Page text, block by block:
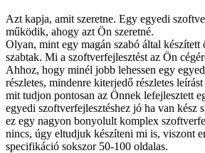
Azt kapja, amit szeretne. Egy egyedi
működik, ahogy azt Ön szeretné.
Olyan, mint egy magán szabó által
szabtak. Mi a szoftverfejlesztést az Ön
Ahhoz, hogy minél jobb lehessen egy
részletes, mindenre kiterjedő részletes
mit tudjon pontosan az Önnek lefejlesztett
egyedi szoftverfejlesztéshez jó ha van kész
ez egy nagyon bonyolult komplex
nincs, úgy eltudjuk készíteni mi is, viszont
specifikáció sokszor 50-100 oldalas.